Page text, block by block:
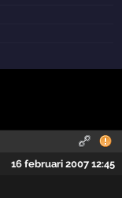
16 februari 2007 12:45